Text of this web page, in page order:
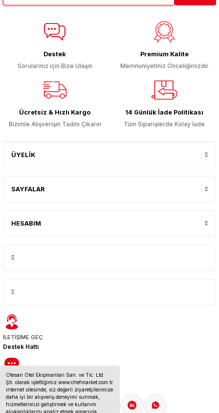
Otesan Otel Ekipmanları San. ve Tic. Ltd.
Şti. olarak işlettiğimiz www.chefmarket.com.tr
internet sitesinde, siz değerli ziyaretçilerimize
daha iyi bir alışveriş deneyimi sunmak,
hizmetlerimizi geliştirmek ve kullanım
alışkanlıklarını analiz etmek amacıyla
Ürün fiyatı diğer sitelerden daha pahalı.
Destek
Sorularınız için Bize Ulaşın
Premium Kalite
Memnuniyetiniz Önceliğimizdir
Ücretsiz & Hızlı Kargo
Bizimle Alışverişin Tadını Çıkarın
14 Günlük İade Politikası
Tüm Siparişlerde Kolay İade
ÜYELİK
SAYFALAR
HESABIM
İLETİŞİME GEÇ
Destek Hattı
BİZE ULAŞIN
İletişim Bilgileri